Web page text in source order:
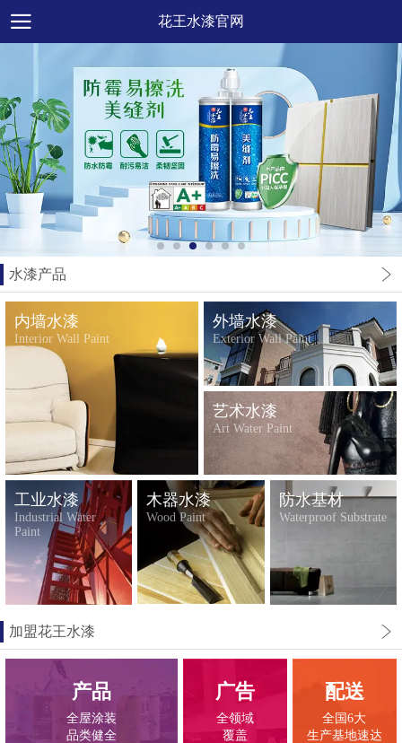
花王水漆官网
水漆产品
内墙水漆
Interior Wall Paint
外墙水漆
Exterior Wall Paint
艺术水漆
Art Water Paint
工业水漆
Industrial Water
Paint
木器水漆
Wood Paint
防水基材
Waterproof Substrate
加盟花王水漆
产品
全屋涂装
品类健全
广告
全领域
覆盖
配送
全国6大
生产基地速达